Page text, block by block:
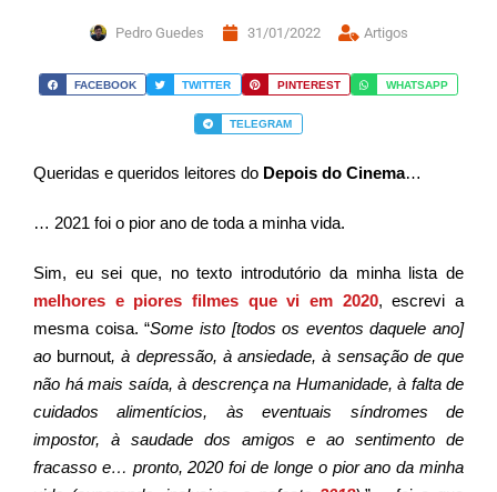
Pedro Guedes 31/01/2022 Artigos
FACEBOOK TWITTER PINTEREST WHATSAPP
TELEGRAM
Queridas e queridos leitores do Depois do Cinema…
… 2021 foi o pior ano de toda a minha vida.
Sim, eu sei que, no texto introdutório da minha lista de
melhores e piores filmes que vi em 2020, escrevi a
mesma coisa. “Some isto [todos os eventos daquele ano]
ao burnout, à depressão, à ansiedade, à sensação de que
não há mais saída, à descrença na Humanidade, à falta de
cuidados alimentícios, às eventuais síndromes de
impostor, à saudade dos amigos e ao sentimento de
fracasso e… pronto, 2020 foi de longe o pior ano da minha